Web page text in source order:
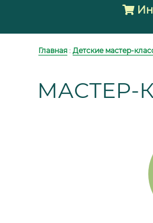
Главная : Детские мастер-
МАСТЕР-